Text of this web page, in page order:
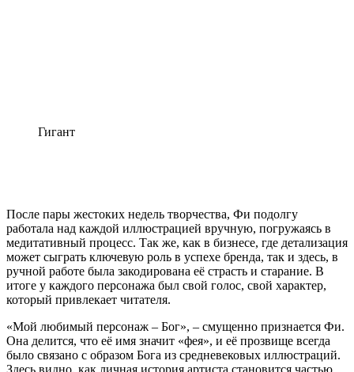
Гигант
После пары жестоких недель творчества, Фи подолгу
работала над каждой иллюстрацией вручную, погружаясь в
медитативный процесс. Так же, как в бизнесе, где детализация
может сыграть ключевую роль в успехе бренда, так и здесь, в
ручной работе была закодирована её страсть и старание. В
итоге у каждого персонажа был свой голос, свой характер,
который привлекает читателя.
«Мой любимый персонаж – Бог», – смущенно признается Фи.
Она делится, что её имя значит «фея», и её прозвище всегда
было связано с образом Бога из средневековых иллюстраций.
Здесь видно, как личная история артиста становится частью